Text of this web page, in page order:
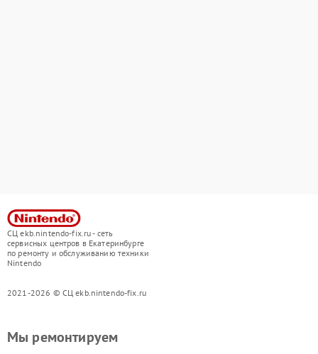
СЦ ekb.nintendo-fix.ru - сеть
сервисных центров в Екатеринбурге
по ремонту и обслуживанию техники
Nintendo
2021-2026 © СЦ ekb.nintendo-fix.ru
Мы ремонтируем